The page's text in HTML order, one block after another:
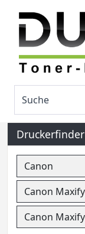
Druckerfinder